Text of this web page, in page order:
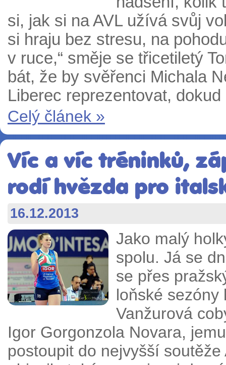
si, jak si na AVL užívá svůj
si hraju bez stresu, na
v ruce,“ směje se třicetiletý
bát, že by svěřenci Michala
Liberec reprezentovat,
Celý článek »
Víc a víc tréninků,
rodí hvězda pro
16.12.2013
Jako malý
spolu. Já se
se přes
loňské sezóny
Vanžurová
Igor Gorgonzola Novara,
postoupit do nejvyšší